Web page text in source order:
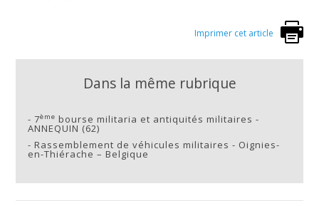
Imprimer cet article
Dans la même rubrique
-7ème bourse militaria et antiquités militaires -
ANNEQUIN (62)
-Rassemblement de véhicules militaires - Oignies-
en-Thiérache – Belgique